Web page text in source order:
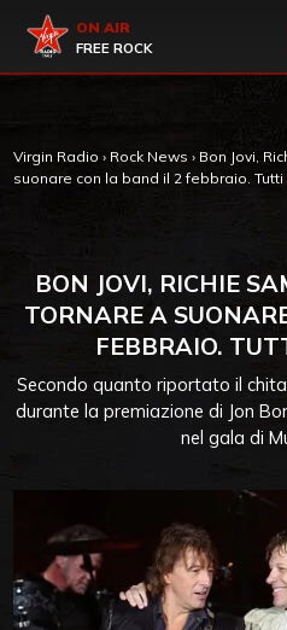
Virgin Radio
ON AIR
FREE ROCK
Virgin Radio › Rock News › Bon Jovi,
suonare con la band il 2 febbraio.
BON JOVI, RICHIE
TORNARE A
FEBBRAIO.
Secondo quanto riportato il
durante la premiazione di Jon
nel gala di